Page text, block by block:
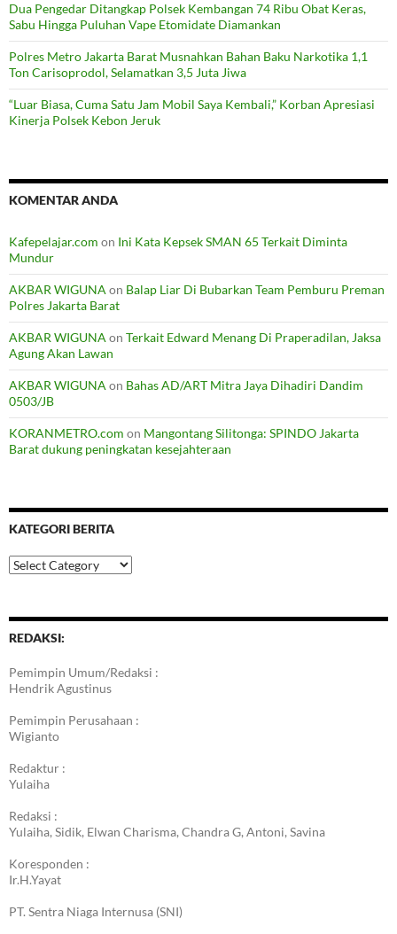
Dua Pengedar Ditangkap Polsek Kembangan 74 Ribu Obat Keras,
Sabu Hingga Puluhan Vape Etomidate Diamankan
Polres Metro Jakarta Barat Musnahkan Bahan Baku Narkotika 1,1
Ton Carisoprodol, Selamatkan 3,5 Juta Jiwa
“Luar Biasa, Cuma Satu Jam Mobil Saya Kembali,” Korban Apresiasi
Kinerja Polsek Kebon Jeruk
KOMENTAR ANDA
Kafepelajar.com on Ini Kata Kepsek SMAN 65 Terkait Diminta
Mundur
AKBAR WIGUNA on Balap Liar Di Bubarkan Team Pemburu Preman
Polres Jakarta Barat
AKBAR WIGUNA on Terkait Edward Menang Di Praperadilan, Jaksa
Agung Akan Lawan
AKBAR WIGUNA on Bahas AD/ART Mitra Jaya Dihadiri Dandim
0503/JB
KORANMETRO.com on Mangontang Silitonga: SPINDO Jakarta
Barat dukung peningkatan kesejahteraan
KATEGORI BERITA
Kategori
Berita
REDAKSI:
Pemimpin Umum/Redaksi :
Hendrik Agustinus
Pemimpin Perusahaan :
Wigianto
Redaktur :
Yulaiha
Redaksi :
Yulaiha, Sidik, Elwan Charisma, Chandra G, Antoni, Savina
Koresponden :
Ir.H.Yayat
PT. Sentra Niaga Internusa (SNI)